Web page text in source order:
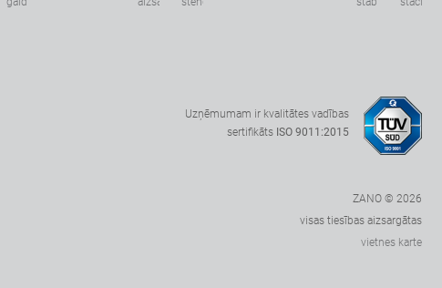
Uzņēmumam ir kvalitātes vadības
sertifikāts ISO 9011:2015
ZANO © 2026
visas tiesības aizsargātas
vietnes karte